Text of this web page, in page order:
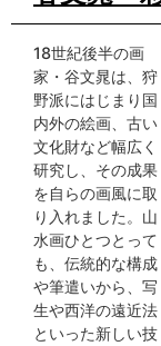
18世紀後半の画
家・谷文晁は、狩
野派にはじまり国
内外の絵画、古い
文化財など幅広く
研究し、その成果
を自らの画風に取
り入れました。山
水画ひとつとって
も、伝統的な構成
や筆遣いから、写
生や西洋の遠近法
といった新しい技